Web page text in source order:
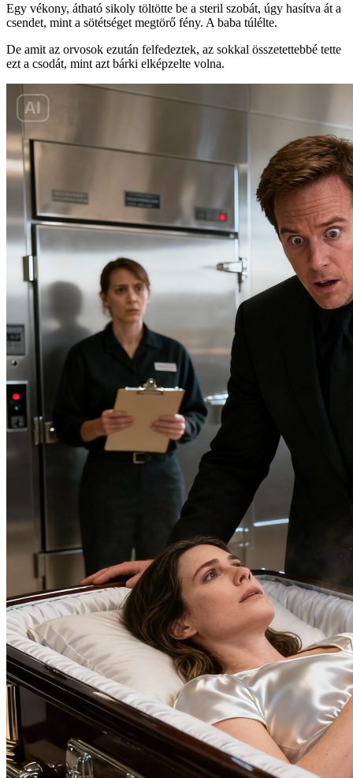
Egy vékony, átható sikoly töltötte be a steril szobát, úgy hasítva át a
csendet, mint a sötétséget megtörő fény. A baba túlélte.
De amit az orvosok ezután felfedeztek, az sokkal összetettebbé tette
ezt a csodát, mint azt bárki elképzelte volna.